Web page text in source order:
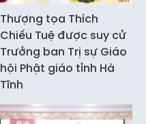
Thượng tọa Thích
Chiếu Tuệ được suy cử
Trưởng ban Trị sự Giáo
hội Phật giáo tỉnh Hà
Tĩnh